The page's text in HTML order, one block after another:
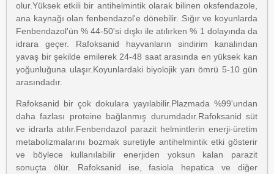
olur.Yüksek etkili bir antihelmintik olarak bilinen oksfendazole,
ana kaynağı olan fenbendazol'e dönebilir. Sığır ve koyunlarda
Fenbendazol'ün % 44-50'si dışkı ile atılırken % 1 dolayında da
idrara geçer. Rafoksanid hayvanların sindirim kanalından
yavaş bir şekilde emilerek 24-48 saat arasında en yüksek kan
yoğunluğuna ulaşır.Koyunlardaki biyolojik yarı ömrü 5-10 gün
arasındadır.
Rafoksanid bir çok dokulara yayılabilir.Plazmada %99'undan
daha fazlası proteine bağlanmış durumdadır.Rafoksanid süt
ve idrarla atılır.Fenbendazol parazit helmintlerin enerji-üretim
metabolizmalarını bozmak suretiyle antihelmintik etki gösterir
ve böylece kullanılabilir enerjiden yoksun kalan parazit
sonuçta ölür. Rafoksanid ise, fasiola hepatica ve diğer